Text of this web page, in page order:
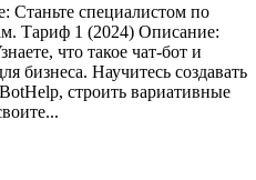
Станьте специалистом по
Тариф 1 (2024) Описание:
что такое чат-бот и
бизнеса. Научитесь создавать
строить вариативные